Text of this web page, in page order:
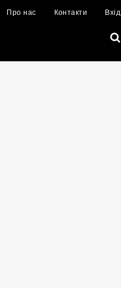
Про нас Контакти Вхід